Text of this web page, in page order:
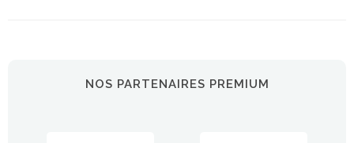
NOS PARTENAIRES PREMIUM